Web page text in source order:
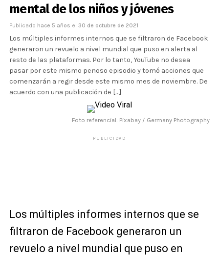
mental de los niños y jóvenes
Publicado hace 5 años el 30 de octubre de 2021
Los múltiples informes internos que se filtraron de Facebook
generaron un revuelo a nivel mundial que puso en alerta al
resto de las plataformas. Por lo tanto, YouTube no desea
pasar por este mismo penoso episodio y tomó acciones que
comenzarán a regir desde este mismo mes de noviembre. De
acuerdo con una publicación de […]
Foto referencial: Pixabay / Germany Photography
PUBLICIDAD
Los múltiples informes internos que se
filtraron de Facebook generaron un
revuelo a nivel mundial que puso en